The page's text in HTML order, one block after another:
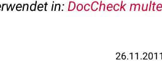
in:DocCheck
26.11.2011